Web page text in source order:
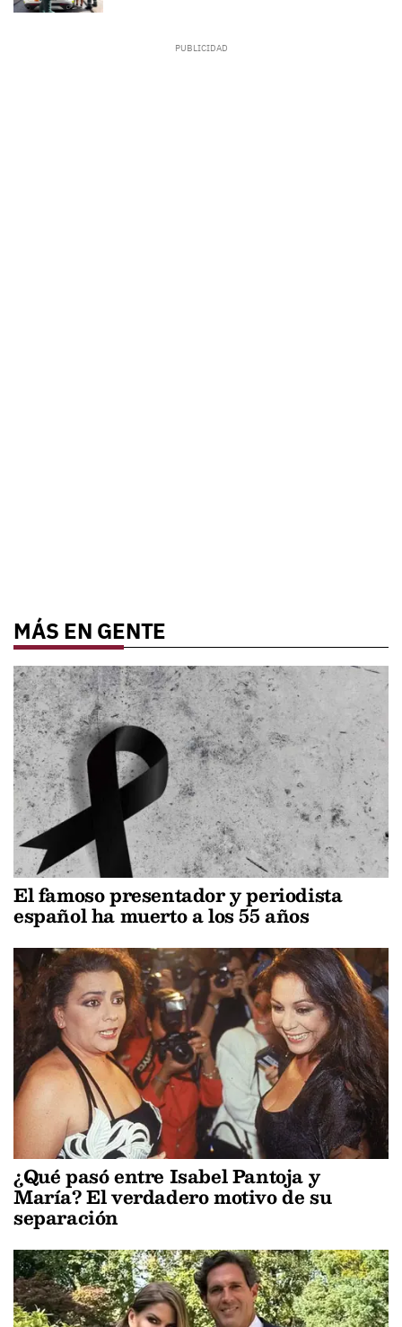
MÁS EN GENTE
El famoso presentador y periodista
español ha muerto a los 55 años
¿Qué pasó entre Isabel Pantoja y
María? El verdadero motivo de su
separación